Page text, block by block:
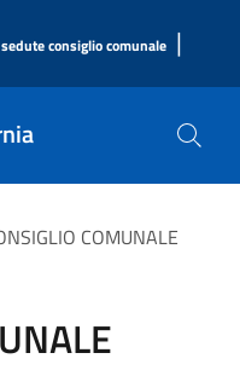
consiglio comunale |
COMUNALE